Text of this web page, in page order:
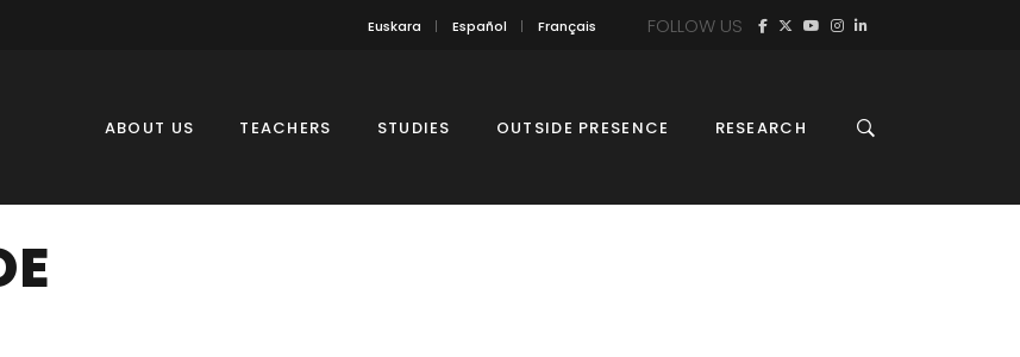
Euskara Español Français FOLLOW US
ABOUT US TEACHERS STUDIES OUTSIDE PRESENCE RESEARCH